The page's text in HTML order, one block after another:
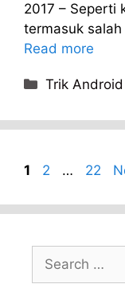
2017 – Seperti
termasuk
Read more
Categories
Trik Android
Page
1 Page
2 … Page
22
Search
for: